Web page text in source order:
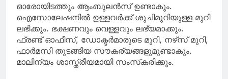
ഓരോയിടത്തും ആംബുലൻസ് ഉണ്ടാകും.
ഐസോലേഷനിൽ ഉള്ളവർക്ക് ശുചിമുറിയുള്ള മുറി
ലഭിക്കും. ഭക്ഷണവും വെള്ളവും ലഭ്യമാക്കും.
ഫ്രണ്ട് ഓഫീസ്, ഡോക്ടർമാരുടെ മുറി, നഴ്‌സ് മുറി,
ഫാർമസി തുടങ്ങിയ സൗകര്യങ്ങളുമുണ്ടാകും.
മാലിന്യം ശാസ്ത്രീയമായി സംസ്‌കരിക്കും.